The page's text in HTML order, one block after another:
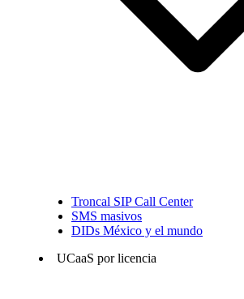
Troncal SIP Call Center
SMS masivos
DIDs México y el mundo
UCaaS por licencia